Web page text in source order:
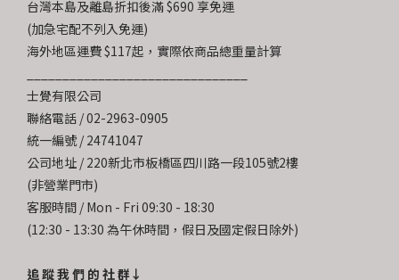
台灣本島及離島折扣後滿 $690 享免運
(加急宅配不列入免運)
海外地區運費 $117起，實際依商品總重量計算
士覺有限公司
聯絡電話 / 02-2963-0905
統一編號 / 24741047
公司地址 / 220新北市板橋區四川路一段105號2樓
(非營業門市)
客服時間 / Mon - Fri 09:30 - 18:30
(12:30 - 13:30 為午休時間，假日及國定假日除外)
追 蹤 我 們 的 社 群↓